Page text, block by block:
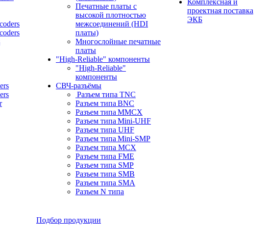
Печатные платы с
высокой плотностью
межсоединений (HDI
платы)
Многослойные печатные
платы
"High-Reliable" компоненты
"High-Reliable"
компоненты
СВЧ-разъёмы
Разъем типа TNC
Разъем типа BNC
Разъем типа MMCX
Разъем типа Mini-UHF
Разъем типа UHF
Разъем типа Mini-SMP
Разъем типа MCX
Разъем типа FME
Разъем типа SMP
Разъем типа SMB
Разъем типа SMA
Разъем N типа
Комплексная и
проектная поставка
ЭКБ
Подбор продукции